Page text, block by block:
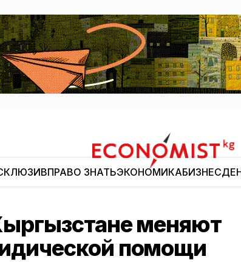
Economist.kg
ПРАВО ЗНАТЬЭКОНОМИКАБИЗНЕС
меняют
помощи